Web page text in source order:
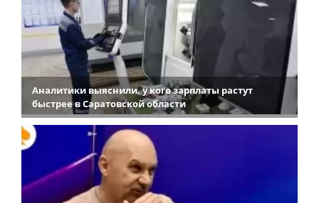
Аналитики выяснили, у кого зарплаты растут
быстрее в Саратовской области